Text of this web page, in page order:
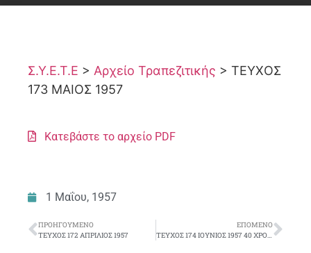
Σ.Υ.Ε.Τ.Ε > Αρχείο Τραπεζιτικής > ΤΕΥΧΟΣ
173 ΜΑΙΟΣ 1957
Κατεβάστε το αρχείο PDF
1 Μαΐου, 1957
ΠΡΟΗΓΟΎΜΕΝΟ
ΤΕΥΧΟΣ 172 ΑΠΡΙΛΙΟΣ 1957
ΕΠΌΜΕΝΟ
ΤΕΥΧΟΣ 174 ΙΟΥΝΙΟΣ 1957 40 ΧΡΟΝΙΑ ΣΥΕΤΕ ΠΡΟΕΔΡΟΙ ΣΥΕΤΕ